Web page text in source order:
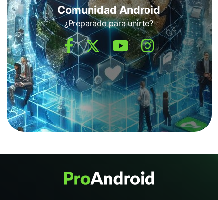
Comunidad Android
¿Preparado para unirte?